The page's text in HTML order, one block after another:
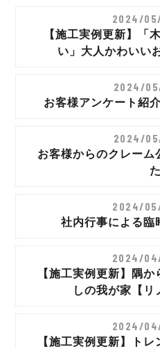
2024/
【施工実例更新】「
い」大人かわいい
2024/
お客様アンケート紹
2024/
お客様からのクレーム
た
2024/
社内行事による臨
2024/
【施工実例更新】隅
しの我が家【リ
2024/
【施工実例更新】ト